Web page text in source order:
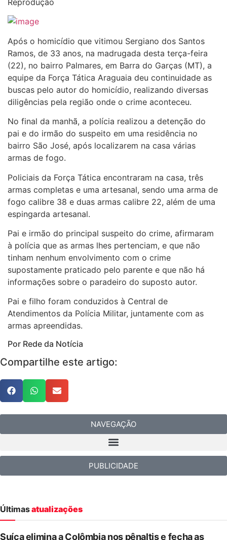
Reprodução
Após o homicídio que vitimou Sergiano dos Santos
Ramos, de 33 anos, na madrugada desta terça-feira
(22), no bairro Palmares, em Barra do Garças (MT), a
equipe da Força Tática Araguaia deu continuidade as
buscas pelo autor do homicídio, realizando diversas
diligências pela região onde o crime aconteceu.
No final da manhã, a polícia realizou a detenção do
pai e do irmão do suspeito em uma residência no
bairro São José, após localizarem na casa várias
armas de fogo.
Policiais da Força Tática encontraram na casa, três
armas completas e uma artesanal, sendo uma arma de
fogo calibre 38 e duas armas calibre 22, além de uma
espingarda artesanal.
Pai e irmão do principal suspeito do crime, afirmaram
à polícia que as armas lhes pertenciam, e que não
tinham nenhum envolvimento com o crime
supostamente praticado pelo parente e que não há
informações sobre o paradeiro do suposto autor.
Pai e filho foram conduzidos à Central de
Atendimentos da Polícia Militar, juntamente com as
armas apreendidas.
Por Rede da Notícia
Compartilhe este artigo:
NAVEGAÇÃO
PUBLICIDADE
Últimasatualizações
Suíça elimina a Colômbia nos pênaltis e fecha as